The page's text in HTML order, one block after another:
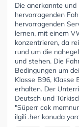
Die anerkannte
hervorragenden
hervorragenden
lernen, mit einem
konzentrieren, da
rund um die
und stehen. Die
Bedingungen um
Klasse B96, Klasse
erhalten. Der
Deutsch und
"Süperr cok
ilgili .her konuda